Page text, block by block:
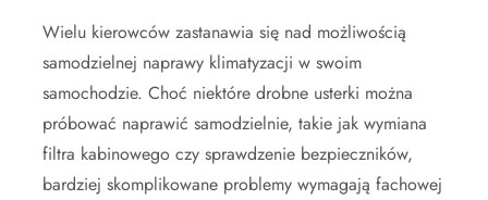
Wielu kierowców zastanawia się nad możliwością
samodzielnej naprawy klimatyzacji w swoim
samochodzie. Choć niektóre drobne usterki można
próbować naprawić samodzielnie, takie jak wymiana
filtra kabinowego czy sprawdzenie bezpieczników,
bardziej skomplikowane problemy wymagają fachowej